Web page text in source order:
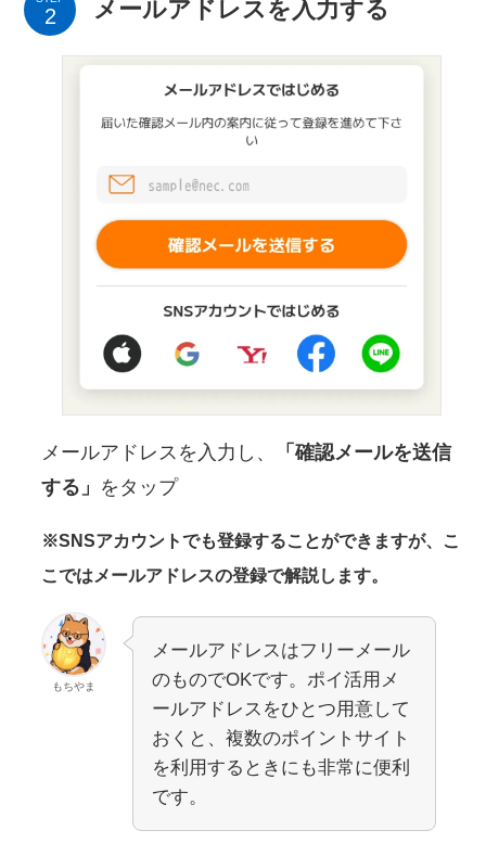
メールアドレスを入力する
メールアドレスを入力し、
「確認メールを送信
する」 をタップ
※SNSアカウントでも登録することができますが、こ
こではメールアドレスの登録で解説します。
もちやま
メールアドレスはフリーメール
のものでOKです。ポイ活用メ
ールアドレスをひとつ用意して
おくと、複数のポイントサイト
を利用するときにも非常に便利
です。